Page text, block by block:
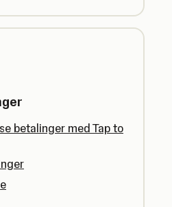
betalinger med Tap to